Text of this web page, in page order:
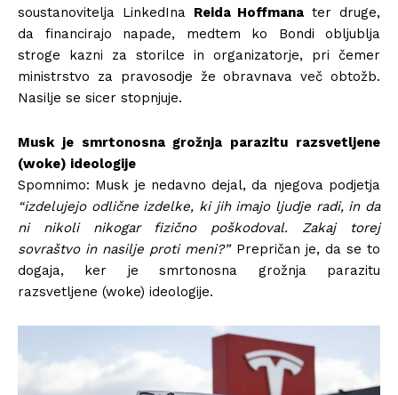
soustanovitelja LinkedIna Reida Hoffmana ter druge,
da financirajo napade, medtem ko Bondi obljublja
stroge kazni za storilce in organizatorje, pri čemer
ministrstvo za pravosodje že obravnava več obtožb.
Nasilje se sicer stopnjuje.
Musk je smrtonosna grožnja parazitu razsvetljene
(woke) ideologije
Spomnimo: Musk je nedavno dejal, da njegova podjetja
“izdelujejo odlične izdelke, ki jih imajo ljudje radi, in da
ni nikoli nikogar fizično poškodoval. Zakaj torej
sovraštvo in nasilje proti meni?”Prepričan je, da se to
dogaja, ker je smrtonosna grožnja parazitu
razsvetljene (woke) ideologije.